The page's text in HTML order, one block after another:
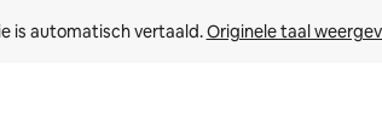
is automatisch vertaald. Originele taal